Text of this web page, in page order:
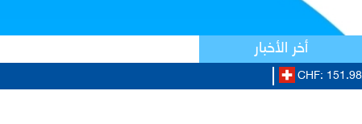
أخر الأخبار
CHF: